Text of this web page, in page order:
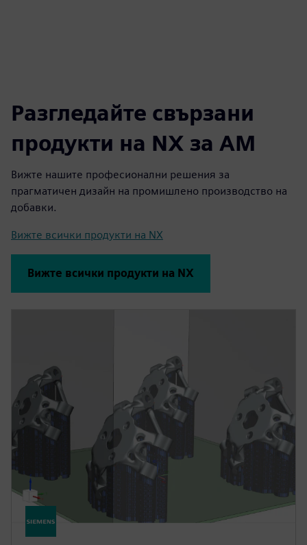
Разгледайте свързани
продукти на NX за AM
Вижте нашите професионални решения за
прагматичен дизайн на промишлено производство на
добавки.
Вижте всички продукти на NX
Вижте всички продукти на NX